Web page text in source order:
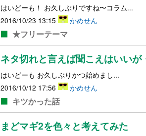
はいどーも！ お久しぶりですね〜コラム...
2016/10/23 13:15
かめせん
★フリーテーマ
ネタ切れと言えば聞こえはいいが
はいどーも お久しぶりかつ始めまし...
2016/10/12 17:56
かめせん
キツかった話
まどマギ2を色々と考えてみた